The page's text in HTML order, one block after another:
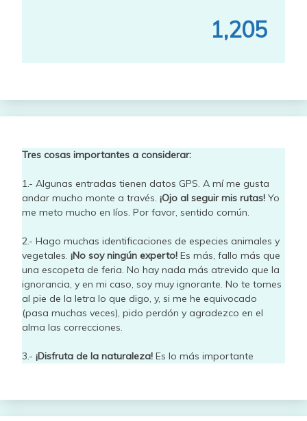
1,205
Tres cosas importantes a considerar:
1.- Algunas entradas tienen datos GPS. A mí me gusta
andar mucho monte a través. ¡Ojo al seguir mis rutas! Yo
me meto mucho en líos. Por favor, sentido común.
2.- Hago muchas identificaciones de especies animales y
vegetales. ¡No soy ningún experto! Es más, fallo más que
una escopeta de feria. No hay nada más atrevido que la
ignorancia, y en mi caso, soy muy ignorante. No te tomes
al pie de la letra lo que digo, y, si me he equivocado
(pasa muchas veces), pido perdón y agradezco en el
alma las correcciones.
3.- ¡Disfruta de la naturaleza! Es lo más importante